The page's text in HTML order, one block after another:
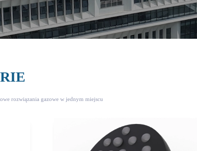
rozwiązania gazowe w jednym miejscu